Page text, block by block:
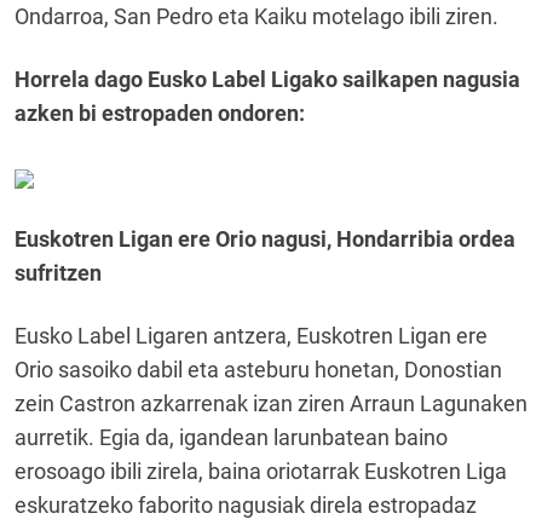
Ondarroa, San Pedro eta Kaiku motelago ibili ziren.
Horrela dago Eusko Label Ligako sailkapen nagusia
azken bi estropaden ondoren:
Euskotren Ligan ere Orio nagusi, Hondarribia ordea
sufritzen
Eusko Label Ligaren antzera, Euskotren Ligan ere
Orio sasoiko dabil eta asteburu honetan, Donostian
zein Castron azkarrenak izan ziren Arraun Lagunaken
aurretik. Egia da, igandean larunbatean baino
erosoago ibili zirela, baina oriotarrak Euskotren Liga
eskuratzeko faborito nagusiak direla estropadaz